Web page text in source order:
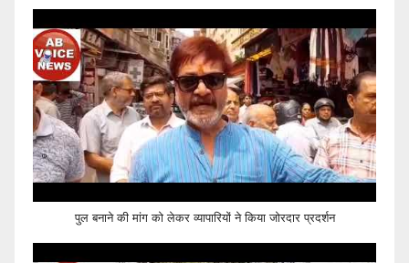
पुल बनाने की मांग को लेकर व्यापारियों ने किया जोरदार प्रदर्शन